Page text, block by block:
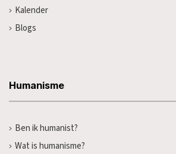
Kalender
Blogs
Humanisme
Ben ik humanist?
Wat is humanisme?